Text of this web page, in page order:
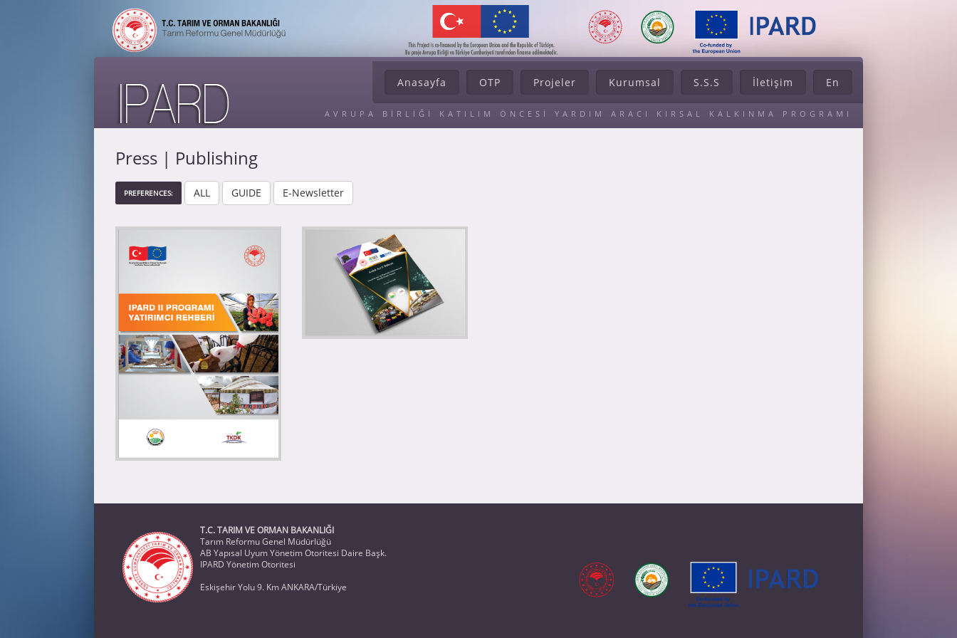
AVRUPA BİRLİĞİ KATILIM ÖNCESİ YARDIM ARACI KIRSAL KALKINMA PROGRAMI
Anasayfa OTP Projeler Kurumsal S.S.S İletişim En
Press | Publishing
PREFERENCES: ALL GUIDE E-Newsletter
T.C. TARIM VE ORMAN BAKANLIĞI
Tarım Reformu Genel Müdürlüğü
AB Yapısal Uyum Yönetim Otoritesi Daire Başk.
IPARD Yönetim Otoritesi
Eskişehir Yolu 9. Km ANKARA/Türkiye